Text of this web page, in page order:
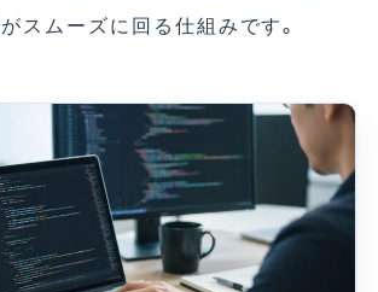
スムーズに回る仕組みです。